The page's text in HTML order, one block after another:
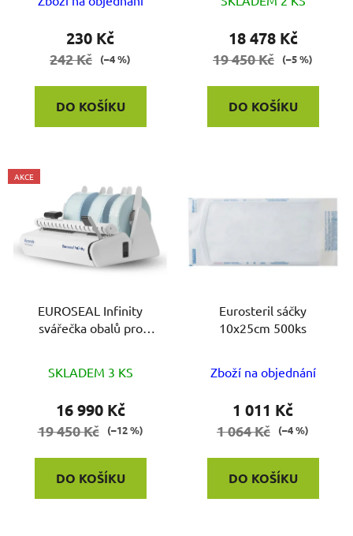
230 Kč
242 Kč (–4 %)
DO KOŠÍKU
18 478 Kč
19 450 Kč (–5 %)
DO KOŠÍKU
AKCE
EUROSEAL Infinity
svářečka obalů pro
SKLADEM 3 KS
16 990 Kč
19 450 Kč (–12 %)
DO KOŠÍKU
Eurosteril sáčky
10x25cm 500ks
Zboží na objednání
1 011 Kč
1 064 Kč (–4 %)
DO KOŠÍKU